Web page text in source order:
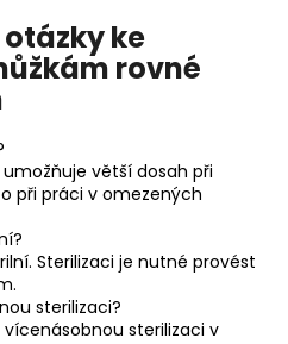
ke
rovné
větší dosah při
při práci v omezených
Sterilizaci je nutné provést
sterilizaci?
vícenásobnou sterilizaci v